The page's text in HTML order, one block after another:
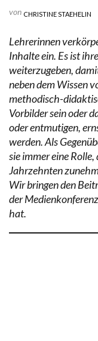
von CHRISTINE STAEHELIN
Lehrerinnen
Inhalte ein. Es ist
weiterzugeben,
neben dem Wissen
methodisch-
Vorbilder sein oder
oder entmutigen,
werden. Als
sie immer eine
Jahrzehnten
Wir bringen den
der
hat.